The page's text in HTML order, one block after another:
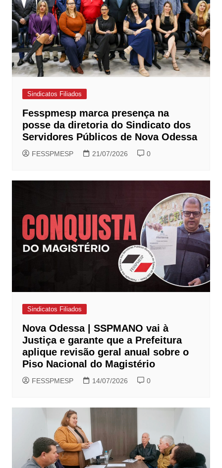
Sindicatos Filiados
Fesspmesp marca presença na
posse da diretoria do Sindicato dos
Servidores Públicos de Nova Odessa
FESSPMESP 21/07/2026 0
Sindicatos Filiados
Nova Odessa | SSPMANO vai à
Justiça e garante que a Prefeitura
aplique revisão geral anual sobre o
Piso Nacional do Magistério
FESSPMESP 14/07/2026 0